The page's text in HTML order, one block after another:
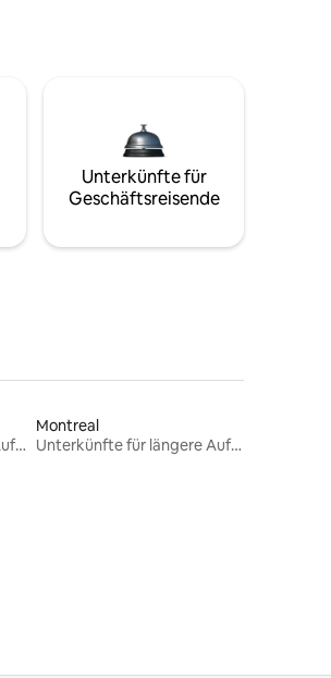
Unterkünfte für
Geschäftsreisende
Unterkünfte für längere Aufenthalte
Montreal
Unterkünfte für längere Aufenthalte